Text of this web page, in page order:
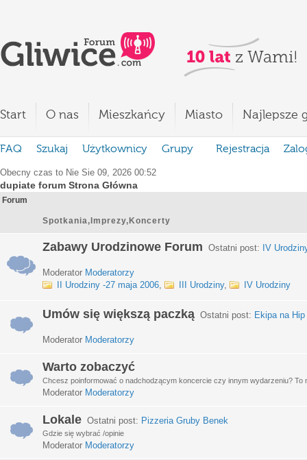
Start O nas Mieszkańcy Miasto Najlepsze
FAQ Szukaj Użytkownicy Grupy Rejestracja
Obecny czas to Nie Sie 09, 2026 00:52
dupiate forum Strona Główna
Forum
Spotkania,Imprezy,Koncerty
Zabawy Urodzinowe Forum Ostatni post: IV
Moderator Moderatorzy
II Urodziny -27 maja 2006, III Urodziny, IV Urodziny
Umów się większą paczką Ostatni post: Ekipa na
Moderator Moderatorzy
Warto zobaczyć
Chcesz poinformować o nadchodzącym koncercie czy innym wydarzeniu? To
Moderator Moderatorzy
Lokale Ostatni post: Pizzeria Gruby Benek
Gdzie się wybrać /opinie
Moderator Moderatorzy